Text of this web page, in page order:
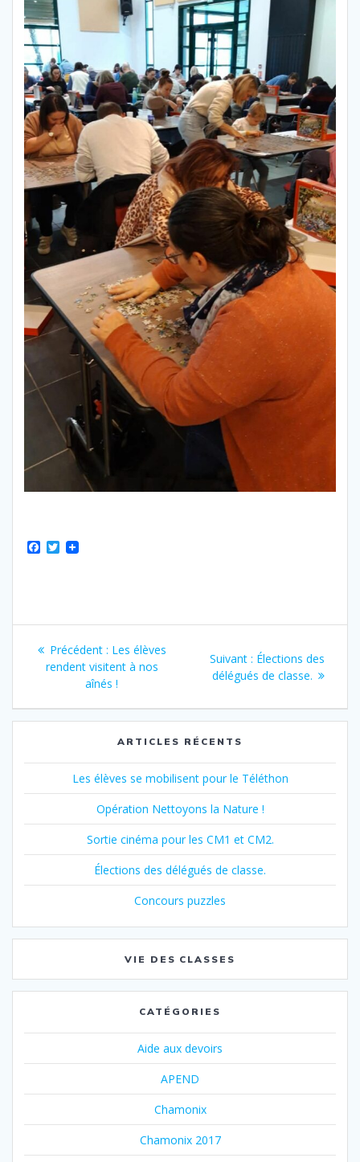
o
T
r
Navigation
l’article
Précédent : Article
précédent
:
Les élèves
rendent visitent à nos
aînés !
Suivant : Article
suivant
Élections des
délégués de classe.
ARTICLES RÉCENTS
Les élèves se mobilisent pour le Téléthon
Opération Nettoyons la Nature !
Sortie cinéma pour les CM1 et CM2.
Élections des délégués de classe.
Concours puzzles
VIE DES CLASSES
CATÉGORIES
Aide aux devoirs
APEND
Chamonix
Chamonix 2017